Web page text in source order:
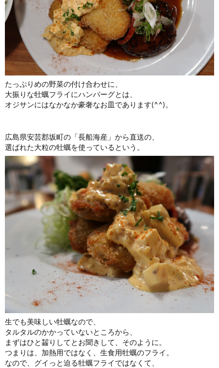
たっぷりめの野菜の付け合わせに、
大振りな牡蠣フライにハンバーグとは、
オジサンにはなかなか豪奢なお皿であります(^^)。
広島県安芸郡坂町の「長船海産」から直送の、
選ばれた大粒の牡蠣を使っているという。
生でも美味しい牡蠣なので、
タルタルのかかっていないところから、
まずはひと齧りしてとお聞きして、そのように。
つまりは、加熱用ではなく、生食用牡蠣のフライ。
なので、グイっと迫る牡蠣フライではなくて、